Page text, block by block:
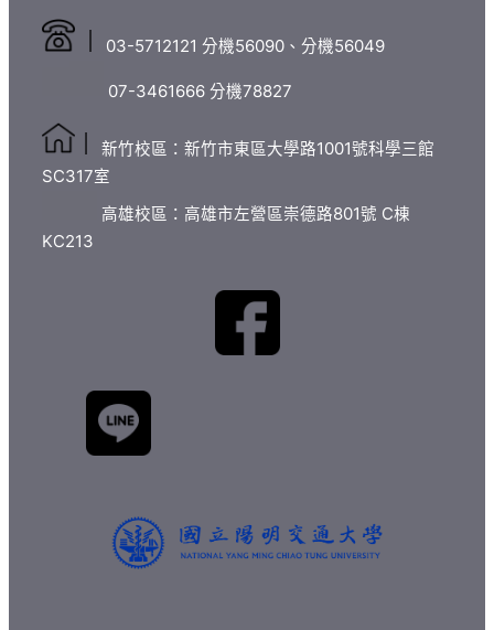
03-5712121 分機56090、分機56049
07-3461666 分機78827
新竹校區：新竹市東區大學路1001號科學三館
SC317室
高雄校區：高雄市左營區崇德路801號 C棟
KC213